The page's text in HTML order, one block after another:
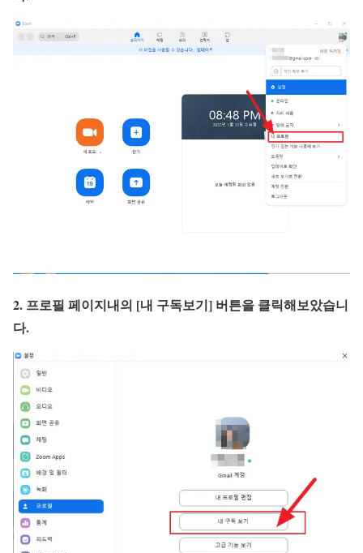
2. 프로필 페이지내의 [내 구독보기] 버튼을 클릭해보았습니
다.